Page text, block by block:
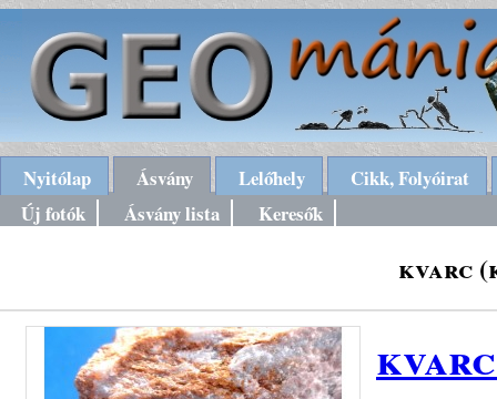
Nyitólap Ásvány Lelőhely
Cikk, Folyóirat
Új fotók
Ásvány lista Keresők
kvarc